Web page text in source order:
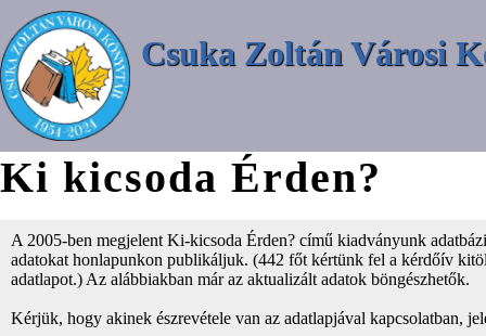
Csuka Zoltán Városi
Ki kicsoda Érden?
A 2005-ben megjelent Ki-kicsoda Érden? című kiadványunk
adatokat honlapunkon publikáljuk. (442 főt kértünk fel a kérdőív
adatlapot.) Az alábbiakban már az aktualizált adatok böngészhetők.
Kérjük, hogy akinek észrevétele van az adatlapjával kapcsolatban,